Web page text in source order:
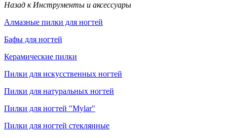
Назад к Инструменты и аксессуары
Алмазные пилки для ногтей
Бафы для ногтей
Керамические пилки
Пилки для искусственных ногтей
Пилки для натуральных ногтей
Пилки для ногтей "Mylar"
Пилки для ногтей стеклянные